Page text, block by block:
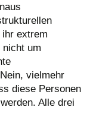
extrem
um
vielmehr
diese Personen
Alle drei